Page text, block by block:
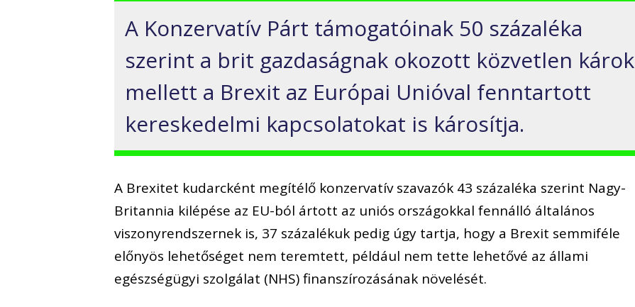
A Konzervatív Párt támogatóinak 50 százaléka
szerint a brit gazdaságnak okozott közvetlen károk
mellett a Brexit az Európai Unióval fenntartott
kereskedelmi kapcsolatokat is károsítja.
A Brexitet kudarcként megítélő konzervatív szavazók 43 százaléka szerint Nagy-
Britannia kilépése az EU-ból ártott az uniós országokkal fennálló általános
viszonyrendszernek is, 37 százalékuk pedig úgy tartja, hogy a Brexit semmiféle
előnyös lehetőséget nem teremtett, például nem tette lehetővé az állami
egészségügyi szolgálat (NHS) finanszírozásának növelését.